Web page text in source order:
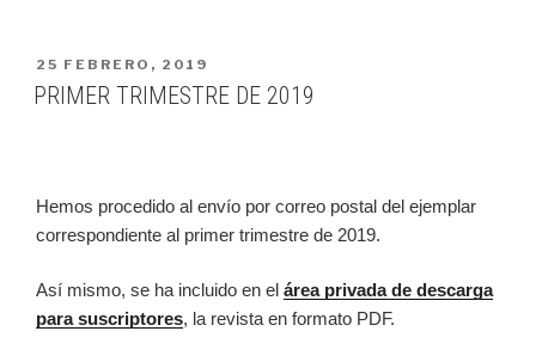
PUBLICADO
EN
25 FEBRERO, 2019
PRIMER TRIMESTRE DE 2019
Hemos procedido al envío por correo postal del ejemplar
correspondiente al primer trimestre de 2019.
Así mismo, se ha incluido en el área privada de descarga
para suscriptores, la revista en formato PDF.